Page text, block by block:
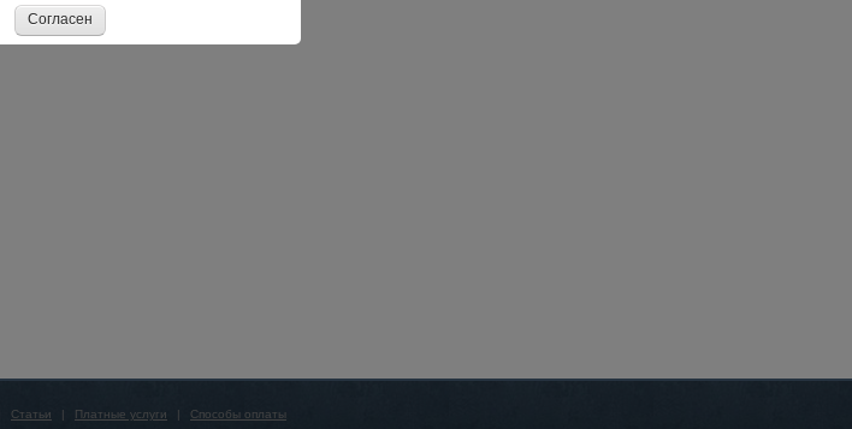
Статьи | Платные услуги | Способы оплаты
Согласен